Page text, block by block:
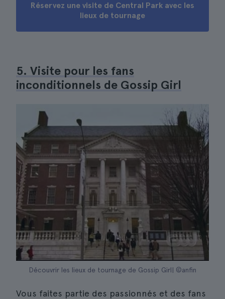
Réservez une visite de Central Park avec les
lieux de tournage
5. Visite pour les fans
inconditionnels de Gossip Girl
Découvrir les lieux de tournage de Gossip Girl| ©anfin
Vous faites partie des passionnés et des fans